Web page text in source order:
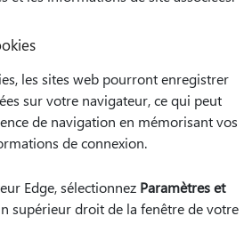
les sites web pourront enregistrer
sur votre navigateur, ce qui peut
de navigation en mémorisant vos
de connexion.
Edge, sélectionnez Paramètres et
supérieur droit de la fenêtre de votre